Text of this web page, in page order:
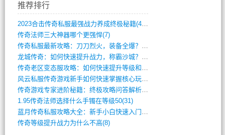
推荐排行
2023合击传奇私服最强战力养成终极秘籍(428)
传奇法师三大神器哪个更强悍(7)
传奇私服最新攻略：刀刀烈火，装备全爆？攻(813)
龙城传奇：如何快速提升战力，称霸沙城？(802)
传奇老区变态服攻略：如何快速提升等级和战(379)
风云私服传奇游戏新手如何快速掌握核心玩法(616)
传奇游戏专家进阶秘籍：终极攻略问答解析(848)
1.95传奇法师选择什么手镯在等级50(31)
蓝月传奇私服攻略大全：新手小白快速入门指(386)
传奇等级提升战力为什么不高(8)